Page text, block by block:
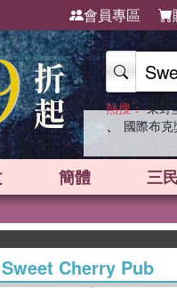
會員專區
熱搜： 東野
、 國際布
簡體 三
Sweet Cherry Pub